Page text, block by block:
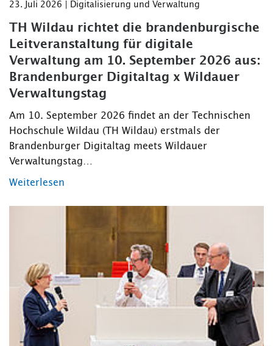
23. Juli 2026 | Digitalisierung und Verwaltung
TH Wildau richtet die brandenburgische
Leitveranstaltung für digitale
Verwaltung am 10. September 2026 aus:
Brandenburger Digitaltag x Wildauer
Verwaltungstag
Am 10. September 2026 findet an der Technischen
Hochschule Wildau (TH Wildau) erstmals der
Brandenburger Digitaltag meets Wildauer
Verwaltungstag…
Weiterlesen